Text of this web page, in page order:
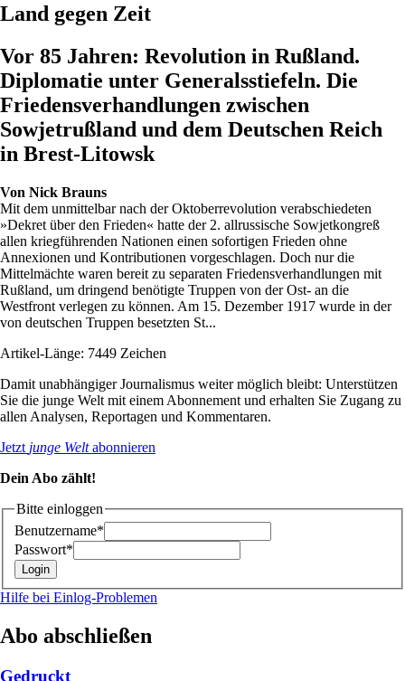
Land gegen Zeit
Vor 85 Jahren: Revolution in Rußland.
Diplomatie unter Generalsstiefeln. Die
Friedensverhandlungen zwischen
Sowjetrußland und dem Deutschen Reich
in Brest-Litowsk
Von Nick Brauns
Mit dem unmittelbar nach der Oktoberrevolution verabschiedeten
»Dekret über den Frieden« hatte der 2. allrussische Sowjetkongreß
allen kriegführenden Nationen einen sofortigen Frieden ohne
Annexionen und Kontributionen vorgeschlagen. Doch nur die
Mittelmächte waren bereit zu separaten Friedensverhandlungen mit
Rußland, um dringend benötigte Truppen von der Ost- an die
Westfront verlegen zu können. Am 15. Dezember 1917 wurde in der
von deutschen Truppen besetzten St...
Artikel-Länge: 7449 Zeichen
Damit unabhängiger Journalismus weiter möglich bleibt: Unterstützen
Sie die junge Welt mit einem Abonnement und erhalten Sie Zugang zu
allen Analysen, Reportagen und Kommentaren.
Jetzt junge Weltabonnieren
Dein Abo zählt!
Bitte einloggen
Benutzername*
Passwort*
Hilfe bei Einlog-Problemen
Abo abschließen
Gedruckt